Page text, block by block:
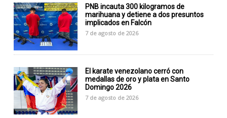
PNB incauta 300 kilogramos de
marihuana y detiene a dos presuntos
implicados en Falcón
7 de agosto de 2026
El karate venezolano cerró con
medallas de oro y plata en Santo
Domingo 2026
7 de agosto de 2026